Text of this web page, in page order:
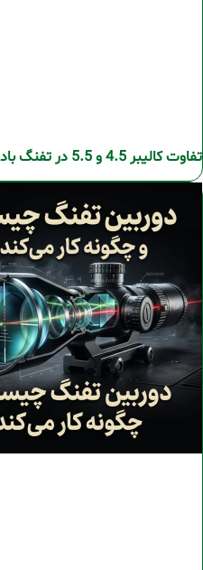
تفاوت کالیبر 4.5 و 5.5 در تفنگ بادی